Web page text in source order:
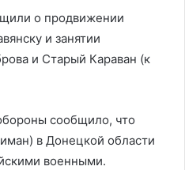
о продвижении
и занятии
и Старый Караван (к
сообщило, что
в Донецкой области
военными.